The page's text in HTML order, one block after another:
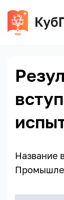
Название